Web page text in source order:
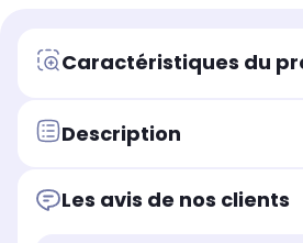
Utilisation sur cheveux mouillés
-
-
Température
Non
Caractéristiques du
Description
Les avis de nos clients